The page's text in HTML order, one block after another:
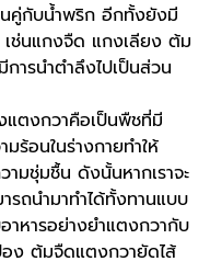
คู่กับน้ำพริก อีกทั้งยังมี
เช่นแกงจืด แกงเลียง ต้ม
ารนำตำลึงไปเป็นส่วน
ตงกวาคือเป็นพืชที่มี
ร้อนในร่างกายทำให้
มชุ่มชื้น ดังนั้นหากเราจะ
รถนำมาทำได้ทั้งทานแบบ
าหารอย่างยำแตงกวากับ
อง ต้มจืดแตงกวายัดไส้